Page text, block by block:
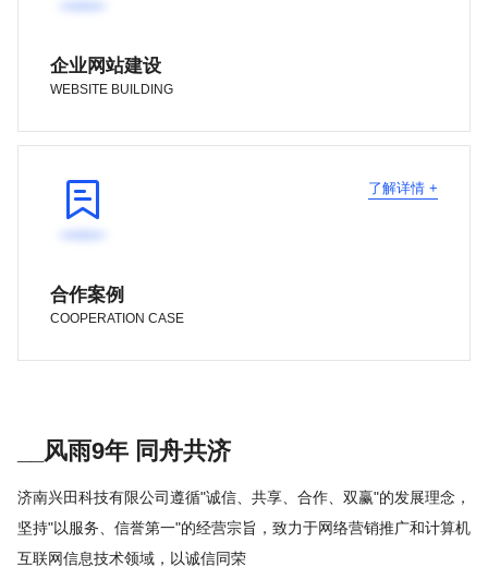
企业网站建设
WEBSITE BUILDING

合作案例
COOPERATION CASE
了解详情 +
__风雨9年 同舟共济
济南兴田科技有限公司遵循"诚信、共享、合作、双赢"的发展理念，
坚持"以服务、信誉第一"的经营宗旨，致力于网络营销推广和计算机
互联网信息技术领域，以诚信同荣